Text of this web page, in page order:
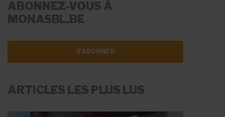
ABONNEZ-VOUS À
MONASBL.BE
S'ABONNER
ARTICLES LES PLUS LUS